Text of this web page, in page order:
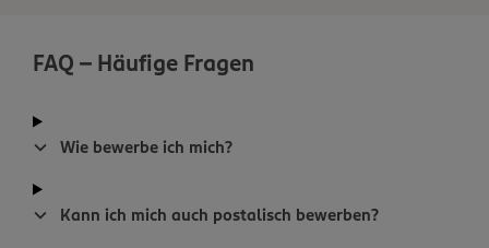
FAQ - Häufige Fragen
Wie bewerbe ich mich?
Kann ich mich auch postalisch bewerben?